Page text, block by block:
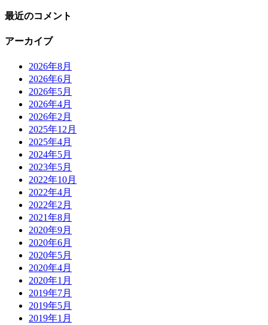
最近のコメント
アーカイブ
2026年8月
2026年6月
2026年5月
2026年4月
2026年2月
2025年12月
2025年4月
2024年5月
2023年5月
2022年10月
2022年4月
2022年2月
2021年8月
2020年9月
2020年6月
2020年5月
2020年4月
2020年1月
2019年7月
2019年5月
2019年1月